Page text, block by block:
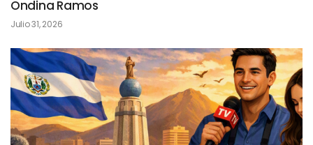
Ondina Ramos
Julio 31, 2026